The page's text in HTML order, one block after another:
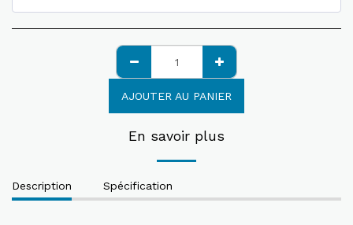
AJOUTER AU PANIER
En savoir plus
Description Spécification